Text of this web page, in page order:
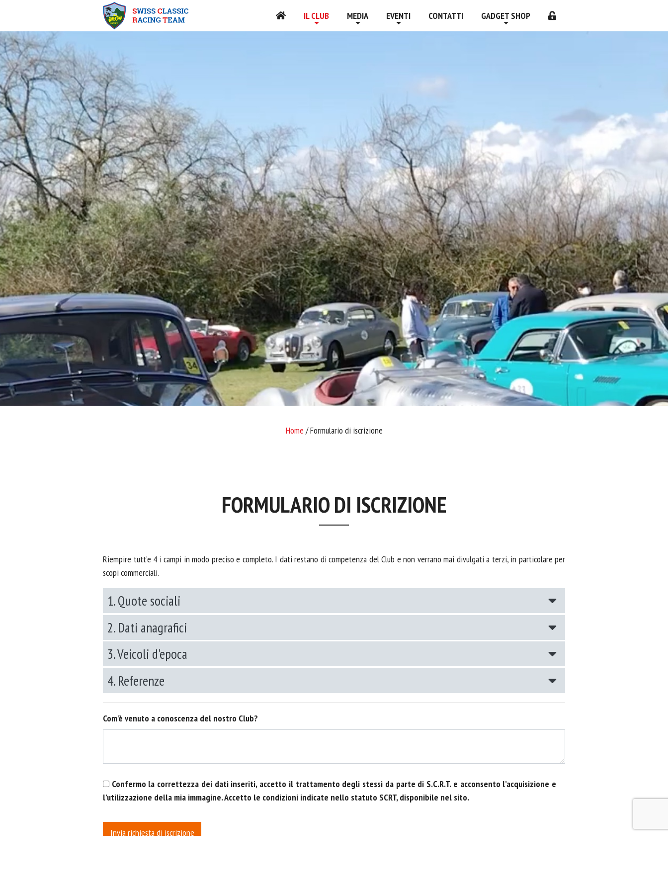
IL CLUB MEDIA EVENTI CONTATTI GADGET SHOP
Home / Formulario di iscrizione
FORMULARIO DI ISCRIZIONE
Riempire tutt’e 4 i campi in modo preciso e completo. I dati restano di competenza del Club e non verrano mai divulgati a terzi, in particolare per
scopi commerciali.
1. Quote sociali
2. Dati anagrafici
3. Veicoli d'epoca
4. Referenze
Com'è venuto a conoscenza del nostro Club?
Confermo la correttezza dei dati inseriti, accetto il trattamento degli stessi da parte di S.C.R.T. e acconsento l’acquisizione e
l’utilizzazione della mia immagine. Accetto le condizioni indicate nello statuto SCRT, disponibile nel sito.